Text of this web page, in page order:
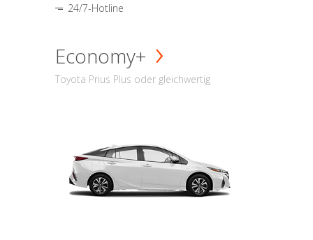
24/7-Hotline
Economy+
Toyota Prius Plus oder gleichwertig